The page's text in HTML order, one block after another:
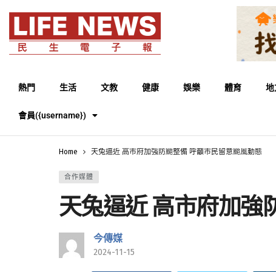
熱門 生活 文教 健康 娛樂 體育 地
會員({username})
Home 天兔逼近 高市府加強防颱整備 呼籲市民留意颱風動態
合作媒體
天兔逼近 高市府加強
今傳媒
2024-11-15